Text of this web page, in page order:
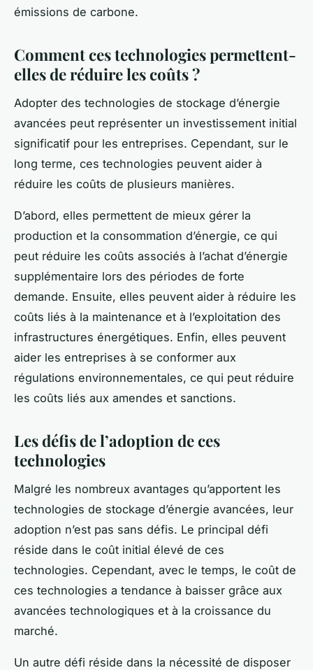
émissions de carbone.
Comment ces technologies permettent-
elles de réduire les coûts ?
Adopter des technologies de stockage d’énergie
avancées peut représenter un investissement initial
significatif pour les entreprises. Cependant, sur le
long terme, ces technologies peuvent aider à
réduire les coûts de plusieurs manières.
D’abord, elles permettent de mieux gérer la
production et la consommation d’énergie, ce qui
peut réduire les coûts associés à l’achat d’énergie
supplémentaire lors des périodes de forte
demande. Ensuite, elles peuvent aider à réduire les
coûts liés à la maintenance et à l’exploitation des
infrastructures énergétiques. Enfin, elles peuvent
aider les entreprises à se conformer aux
régulations environnementales, ce qui peut réduire
les coûts liés aux amendes et sanctions.
Les défis de l’adoption de ces
technologies
Malgré les nombreux avantages qu’apportent les
technologies de stockage d’énergie avancées, leur
adoption n’est pas sans défis. Le principal défi
réside dans le coût initial élevé de ces
technologies. Cependant, avec le temps, le coût de
ces technologies a tendance à baisser grâce aux
avancées technologiques et à la croissance du
marché.
Un autre défi réside dans la nécessité de disposer